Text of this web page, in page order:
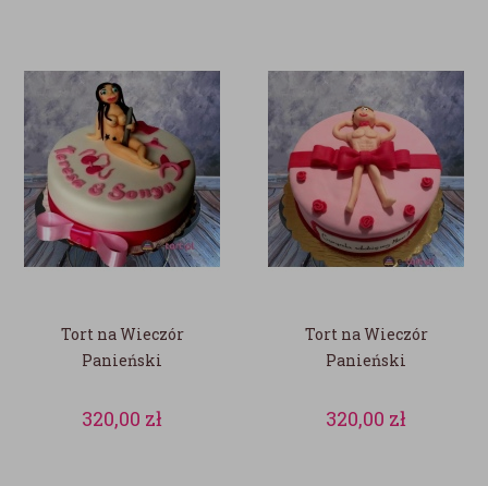
Tort na Wieczór
Panieński
320,00 zł
Tort na Wieczór
Panieński
320,00 zł